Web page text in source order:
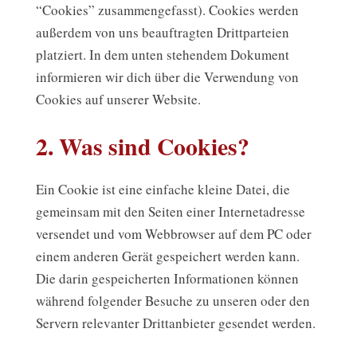
“Cookies” zusammengefasst). Cookies werden
außerdem von uns beauftragten Drittparteien
platziert. In dem unten stehendem Dokument
informieren wir dich über die Verwendung von
Cookies auf unserer Website.
2. Was sind Cookies?
Ein Cookie ist eine einfache kleine Datei, die
gemeinsam mit den Seiten einer Internetadresse
versendet und vom Webbrowser auf dem PC oder
einem anderen Gerät gespeichert werden kann.
Die darin gespeicherten Informationen können
während folgender Besuche zu unseren oder den
Servern relevanter Drittanbieter gesendet werden.